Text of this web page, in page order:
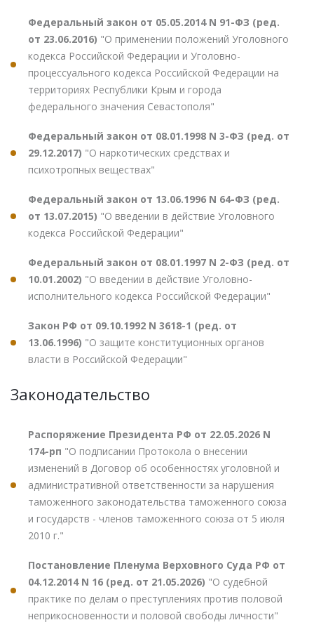
Федеральный закон от 05.05.2014 N 91-ФЗ (ред.
от 23.06.2016) "О применении положений Уголовного
кодекса Российской Федерации и Уголовно-
процессуального кодекса Российской Федерации на
территориях Республики Крым и города
федерального значения Севастополя"
Федеральный закон от 08.01.1998 N 3-ФЗ (ред. от
29.12.2017) "О наркотических средствах и
психотропных веществах"
Федеральный закон от 13.06.1996 N 64-ФЗ (ред.
от 13.07.2015) "О введении в действие Уголовного
кодекса Российской Федерации"
Федеральный закон от 08.01.1997 N 2-ФЗ (ред. от
10.01.2002) "О введении в действие Уголовно-
исполнительного кодекса Российской Федерации"
Закон РФ от 09.10.1992 N 3618-1 (ред. от
13.06.1996) "О защите конституционных органов
власти в Российской Федерации"
Законодательство
Распоряжение Президента РФ от 22.05.2026 N
174-рп "О подписании Протокола о внесении
изменений в Договор об особенностях уголовной и
административной ответственности за нарушения
таможенного законодательства таможенного союза
и государств - членов таможенного союза от 5 июля
2010 г."
Постановление Пленума Верховного Суда РФ от
04.12.2014 N 16 (ред. от 21.05.2026) "О судебной
практике по делам о преступлениях против половой
неприкосновенности и половой свободы личности"